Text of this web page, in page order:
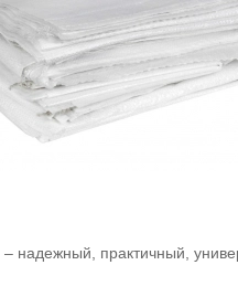
– надежный, практичный,